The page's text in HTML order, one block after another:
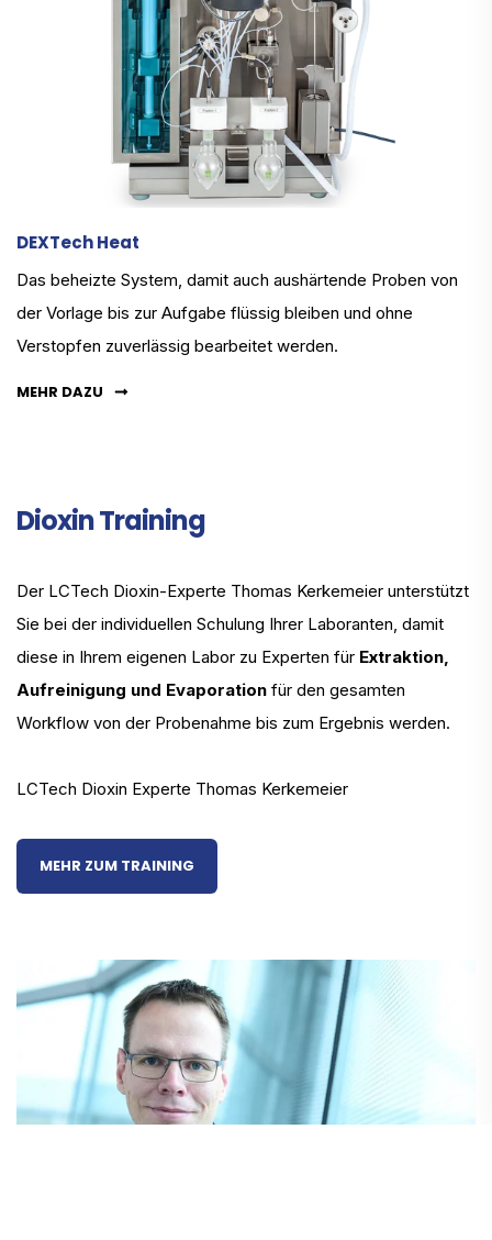
DEXTech Heat
Das beheizte System, damit auch aushärtende Proben von
der Vorlage bis zur Aufgabe flüssig bleiben und ohne
Verstopfen zuverlässig bearbeitet werden.
MEHR DAZU
Dioxin Training
Der LCTech Dioxin-Experte Thomas Kerkemeier unterstützt
Sie bei der individuellen Schulung Ihrer Laboranten, damit
diese in Ihrem eigenen Labor zu Experten für Extraktion,
Aufreinigung und Evaporation für den gesamten
Workflow von der Probenahme bis zum Ergebnis werden.
LCTech Dioxin Experte Thomas Kerkemeier
MEHR ZUM TRAINING